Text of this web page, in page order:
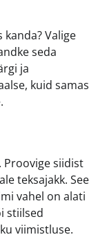
Valige
seda
ja
kuid samas
Proovige siidist
teksajakk. See
vahel on alati
stiilsed
viimistluse.